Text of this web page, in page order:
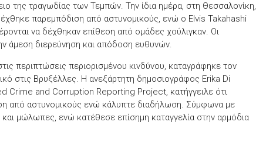
της τραγωδίας των Τεμπών. Την ίδια ημέρα, στη Θεσσαλονίκη,
παρεμπόδιση από αστυνομικούς, ενώ ο Elvis Takahashi
να δέχθηκαν επίθεση από ομάδες χούλιγκαν. Οι
άμεση διερεύνηση και απόδοση ευθυνών.
περιπτώσεις περιορισμένου κινδύνου, καταγράφηκε τον
στις Βρυξέλλες. Η ανεξάρτητη δημοσιογράφος Erika Di
Crime and Corruption Reporting Project, κατήγγειλε ότι
από αστυνομικούς ενώ κάλυπτε διαδήλωση. Σύμφωνα με
μώλωπες, ενώ κατέθεσε επίσημη καταγγελία στην αρμόδια